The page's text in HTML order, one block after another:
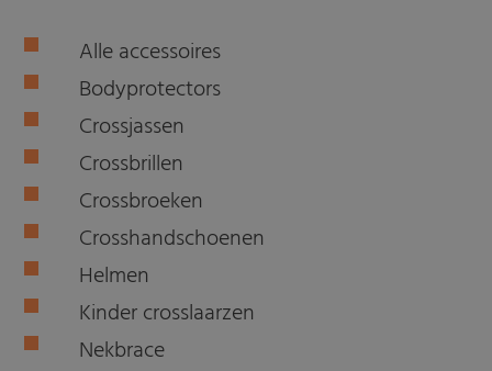
Alle accessoires
Bodyprotectors
Crossjassen
Crossbrillen
Crossbroeken
Crosshandschoenen
Helmen
Kinder crosslaarzen
Nekbrace